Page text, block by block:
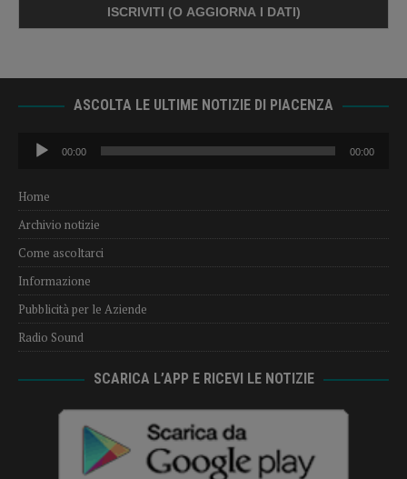
ASCOLTA LE ULTIME NOTIZIE DI PIACENZA
Audio
Player
00:00 00:00
Home
Archivio notizie
Come ascoltarci
Informazione
Pubblicità per le Aziende
Radio Sound
SCARICA L’APP E RICEVI LE NOTIZIE